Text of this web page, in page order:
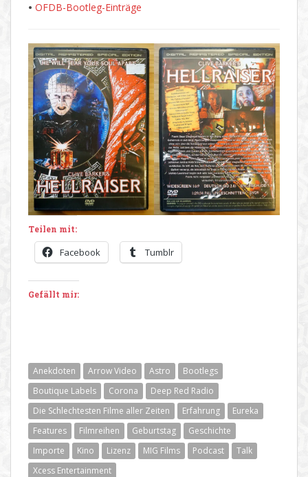
• OFDB-Bootleg-Einträge
Teilen mit:
Facebook Tumblr
Gefällt mir:
Anekdoten Arrow Video Astro
Bootlegs
Boutique Labels
Corona
Deep Red Radio
Die Schlechtesten Filme aller Zeiten
Erfahrung
Eureka
Features
Filmreihen Geburtstag
Geschichte
Importe
Kino Lizenz MIG Films Podcast
Talk
Xcess Entertainment